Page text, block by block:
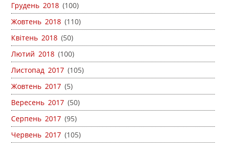
Грудень 2018 (100)
Жовтень 2018 (110)
Квітень 2018 (50)
Лютий 2018 (100)
Листопад 2017 (105)
Жовтень 2017 (5)
Вересень 2017 (50)
Серпень 2017 (95)
Червень 2017 (105)